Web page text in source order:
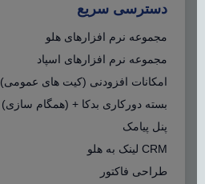
دسترسی سریع
مجموعه نرم افزارهای هلو
مجموعه نرم افزارهای اسپاد
امکانات افزودنی (کیت های عمومی)
بسته دورکاری بدکا + (همگام سازی)
پنل پیامک
CRM لینک به هلو
طراحی فاکتور